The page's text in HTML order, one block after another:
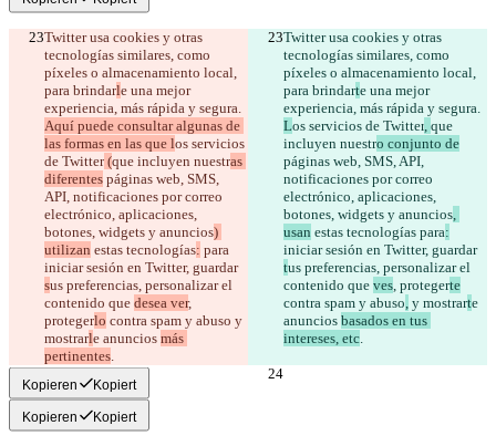
Twitter usa cookies y otras
tecnologías similares, como
píxeles o almacenamiento local,
para brindarle una mejor
experiencia, más rápida y segura.
Aquí puede consultar algunas de
las formas en las que los servicios
de Twitter (que incluyen nuestras
diferentes páginas web, SMS,
API, notificaciones por correo
electrónico, aplicaciones,
botones, widgets y anuncios)
utilizan estas tecnologías: para
iniciar sesión en Twitter, guardar
sus preferencias, personalizar el
contenido que desea ver,
protegerlo contra spam y abuso y
mostrarle anuncios más
pertinentes
Twitter usa cookies y otras
tecnologías similares, como
píxeles o almacenamiento local,
para brindarte una mejor
experiencia, más rápida y segura.
Los servicios de Twitter, que
incluyen nuestro conjunto de
páginas web, SMS, API,
notificaciones por correo
electrónico, aplicaciones,
botones, widgets y anuncios,
usan estas tecnologías para:
iniciar sesión en Twitter, guardar
tus preferencias, personalizar el
contenido que ves, protegerte
contra spam y abuso, y mostrarte
anuncios basados en tus
intereses, etc
Kopieren Kopiert
Kopieren Kopiert